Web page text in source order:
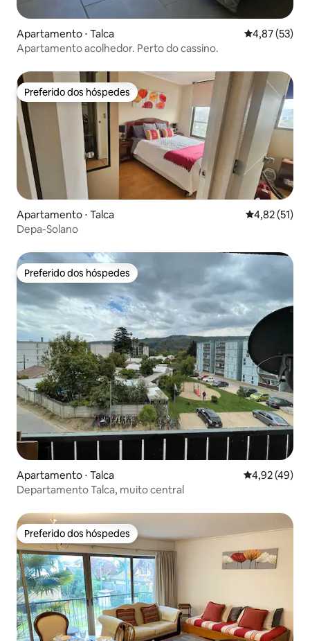
Apartamento ⋅ Talca 4,87 de uma
4,87 (53)
Apartamento acolhedor. Perto do cassino.
Preferido dos hóspedes
Preferido dos hóspedes
Apartamento ⋅ Talca 4,82 de uma
4,82 (51)
Depa-Solano
Preferido dos hóspedes
Preferido dos hóspedes
Apartamento ⋅ Talca 4,92 de uma
4,92 (49)
Departamento Talca, muito central
Preferido dos hóspedes
Preferido dos hóspedes